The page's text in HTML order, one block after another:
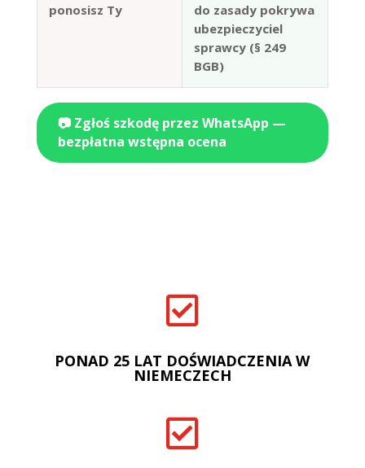
ponosisz Ty
do zasady pokrywa
ubezpieczyciel
sprawcy (§ 249
BGB)
📷 Zgłoś szkodę przez WhatsApp —
bezpłatna wstępna ocena

PONAD 25 LAT DOŚWIADCZENIA W
NIEMECZECH
